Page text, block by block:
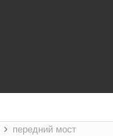
передний мост